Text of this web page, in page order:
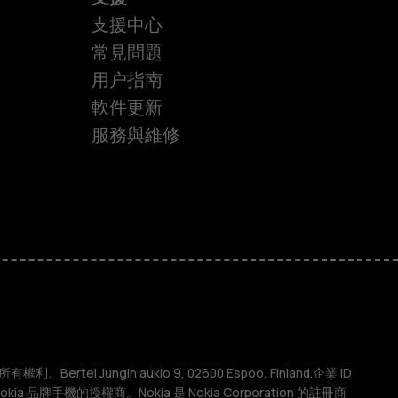
支援中心
常見問題
用户指南
軟件更新
服務與維修
有權利。Bertel Jungin aukio 9, 02600 Espoo, Finland.企業 ID
品牌手機的授權商。Nokia 是 Nokia Corporation 的註冊商